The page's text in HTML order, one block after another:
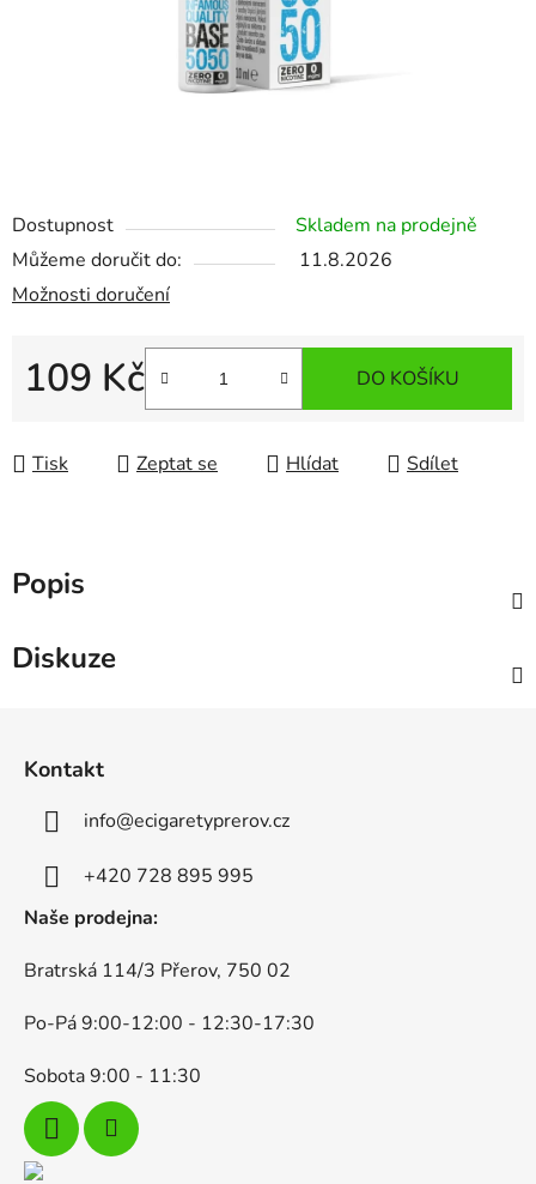
Dostupnost
Skladem na prodejně
Můžeme doručit do:
11.8.2026
Možnosti doručení
109 Kč DO KOŠÍKU
Tisk Zeptat se Hlídat Sdílet
Popis
Diskuze
Kontakt
info@ecigaretyprerov.cz
+420 728 895 995
Naše prodejna:
Bratrská 114/3 Přerov, 750 02
Po-Pá 9:00-12:00 - 12:30-17:30
Sobota 9:00 - 11:30